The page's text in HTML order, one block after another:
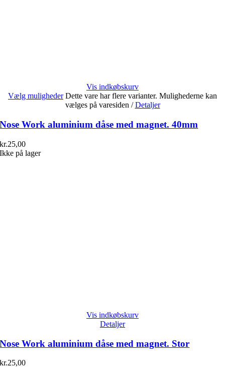
Vis indkøbskurv
Vælg muligheder Dette vare har flere varianter. Mulighederne kan
vælges på varesiden / Detaljer
Nose Work aluminium dåse med magnet. 40mm
kr.25,00
Ikke på lager
Vis indkøbskurv
Detaljer
Nose Work aluminium dåse med magnet. Stor
kr.25,00